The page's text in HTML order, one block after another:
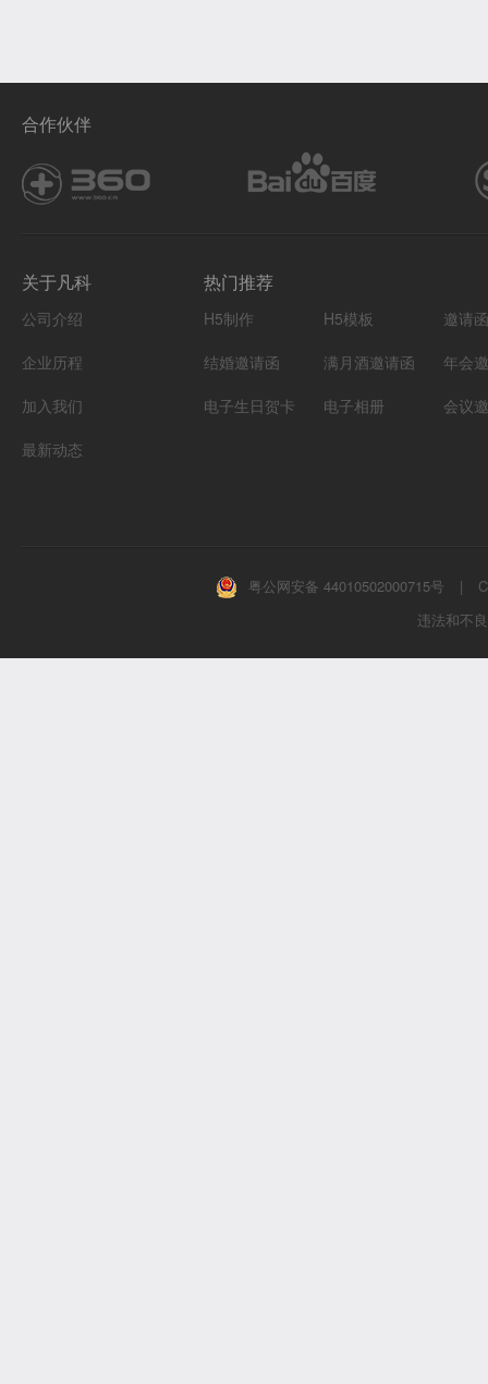
合作伙伴
关于凡科
公司介绍
企业历程
加入我们
最新动态
热门推荐
H5制作 H5模板
邀请
结婚邀请函
满月酒邀请函
年会
电子生日贺卡
电子相册 会议
粤公网安备 44010502000715号 |
违法和不